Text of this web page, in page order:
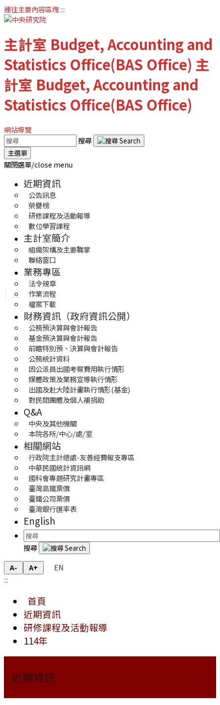
連往主要內容區塊:::
主計室 Budget, Accounting and
Statistics Office(BAS Office) 主
計室 Budget, Accounting and
Statistics Office(BAS Office)
網站導覽
搜尋
主選單
關閉選單/close menu
近期資訊
公告訊息
榮譽榜
研修課程及活動報導
數位學習課程
主計室簡介
組織架構及主要職掌
聯絡窗口
業務專區
法令規章
作業流程
檔案下載
財務資訊（政府資訊公開）
公務預決算與會計報告
基金預決算與會計報告
前瞻特別預、決算與會計報告
公務統計資料
因公派員出國考察費用執行情形
媒體政策及業務宣導執行情形
出國及赴大陸計畫執行情形(基金)
對民間團體及個人補捐助
Q&A
中央及其他機關
本院各所/中心/處/室
相關網站
行政院主計總處-友善經費報支專區
中華民國統計資訊網
國科會專題研究計畫專區
臺灣高鐵票價
臺鐵公司票價
臺灣銀行匯率表
English
搜尋
A- A+
EN
:::
首頁
近期資訊
研修課程及活動報導
114年
近期資訊